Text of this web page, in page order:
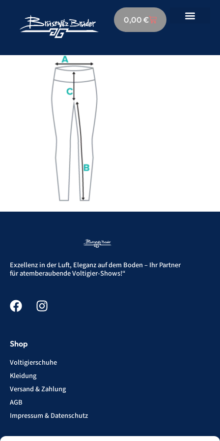
0,00 €
Exzellenz in der Luft, Eleganz auf dem Boden – Ihr Partner
für atemberaubende Voltigier-Shows!“
Shop
Voltigierschuhe
Kleidung
Versand & Zahlung
AGB
Impressum & Datenschutz